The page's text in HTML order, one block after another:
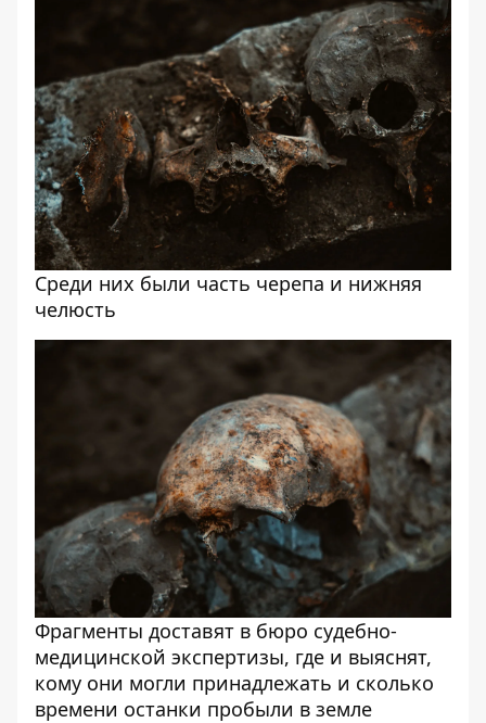
Среди них были часть черепа и нижняя
челюсть
Фрагменты доставят в бюро судебно-
медицинской экспертизы, где и выяснят,
кому они могли принадлежать и сколько
времени останки пробыли в земле